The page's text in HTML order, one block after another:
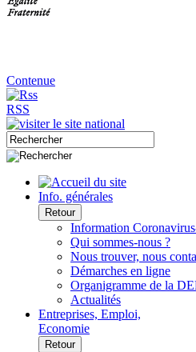
Contenue
RSS
Info. générales
Retour
Information
Qui sommes-nous ?
Nous trouver, nous
Démarches en ligne
Organigramme de la
Actualités
Entreprises, Emploi,
Economie
Retour